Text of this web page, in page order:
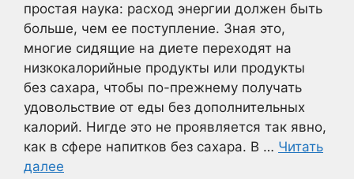
простая наука: расход энергии должен быть
больше, чем ее поступление. Зная это,
многие сидящие на диете переходят на
низкокалорийные продукты или продукты
без сахара, чтобы по-прежнему получать
удовольствие от еды без дополнительных
калорий. Нигде это не проявляется так явно,
как в сфере напитков без сахара. В … Читать
далее